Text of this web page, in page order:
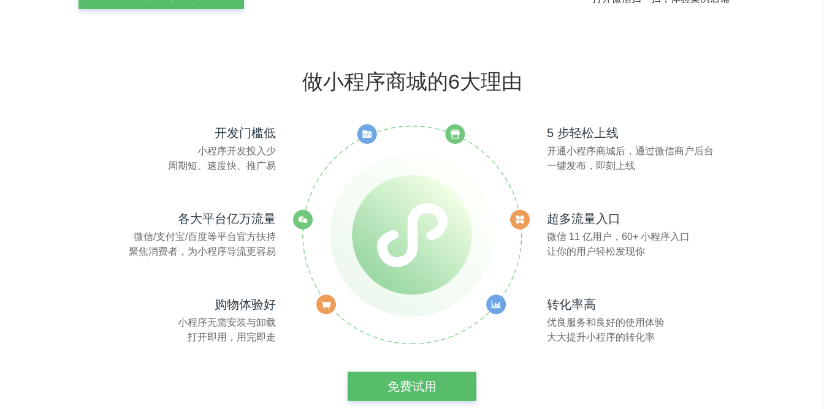
做小程序商城的6大理由
开发门槛低
小程序开发投入少
周期短、速度快、推广易
各大平台亿万流量
微信/支付宝/百度等平台官方扶持
聚焦消费者，为小程序导流更容易
购物体验好
小程序无需安装与卸载
打开即用，用完即走
5 步轻松上线
开通小程序商城后，通过微信商户后台
一键发布，即刻上线
超多流量入口
微信 11 亿用户，60+ 小程序入口
让你的用户轻松发现你
转化率高
优良服务和良好的使用体验
大大提升小程序的转化率
免费试用